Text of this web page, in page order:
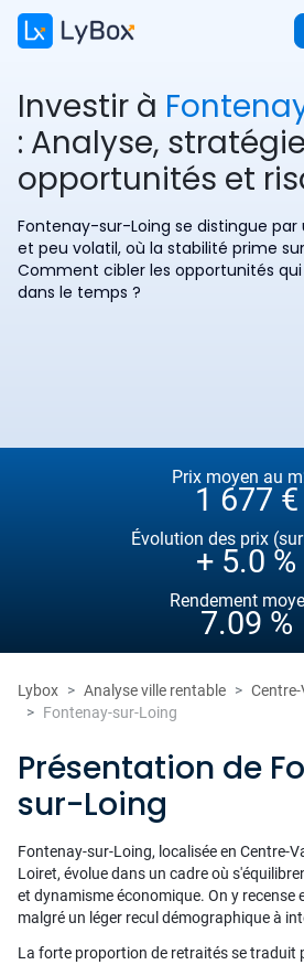
Investir à
: Analyse,
opportunités et
Fontenay-sur-Loing se distingue
et peu volatil, où la stabilité prime
Comment cibler les opportunités
dans le temps ?
Prix moyen au
1 677 €
Évolution des prix
+ 5.0 %
Rendement
7.09 %
Lybox Analyse ville rentable
Fontenay-sur-Loing
Présentation de
sur-Loing
Fontenay-sur-Loing, localisée en Centre-
Loiret, évolue dans un cadre où
et dynamisme économique. On y recense
malgré un léger recul démographique à
La forte proportion de retraités se traduit